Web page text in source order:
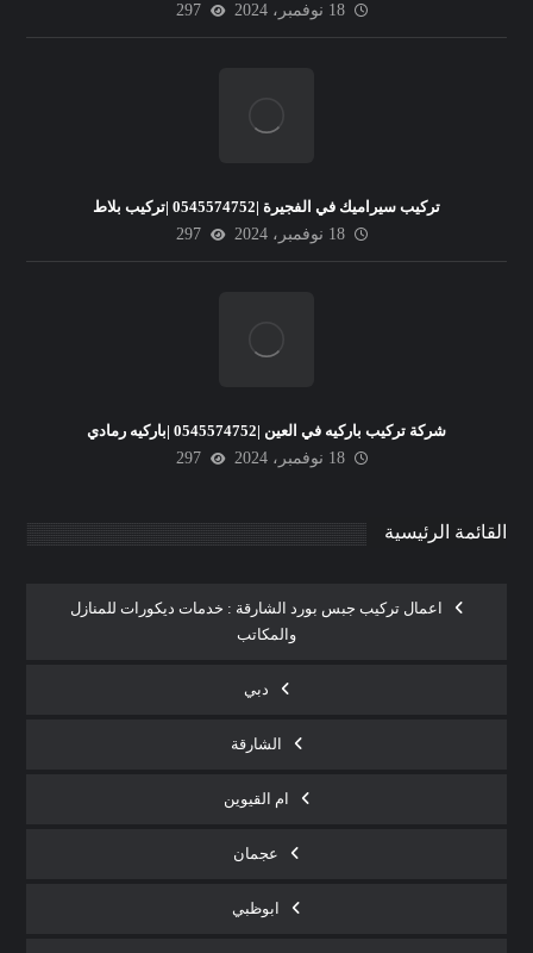
18 نوفمبر، 2024
297
تركيب سيراميك في الفجيرة |0545574752 |تركيب بلاط
18 نوفمبر، 2024
297
شركة تركيب باركيه في العين |0545574752 |باركيه رمادي
18 نوفمبر، 2024
297
القائمة الرئيسية
اعمال تركيب جبس بورد الشارقة : خدمات ديكورات للمنازل
والمكاتب
دبي
الشارقة
ام القيوين
عجمان
ابوظبي